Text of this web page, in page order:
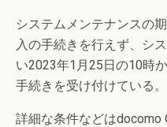
システムメンテナンスの
入の手続きを行えず、シ
い2023年1月25日の10時
手続きを受け付けている。
詳細な条件などはdocomo